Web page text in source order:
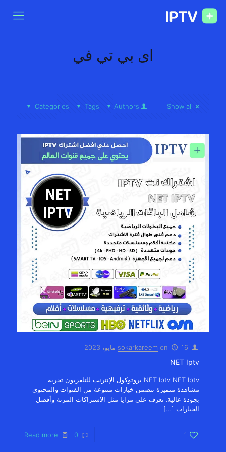
اى بي تي في
Categories Tags Authors Show all
sokarkareem on 16 مايو، 2023
NET Iptv
NET Iptv NET Iptv بروتوكول الإنترنت للتلفزيون تجربة
مشاهدة متميزة تتضمن خيارات متنوعة من القنوات والمحتوى
بجودة عالية. تعرف على مزايا مثل الاشتراكات المرنة وأفضل
الخيارات […]
1
0
Read more